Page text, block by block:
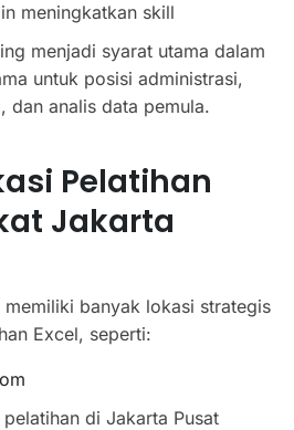
meningkatkan skill
menjadi syarat utama dalam
untuk posisi administrasi,
dan analis data pemula.
Pelatihan
Jakarta
banyak lokasi strategis
Excel, seperti:
di Jakarta Pusat